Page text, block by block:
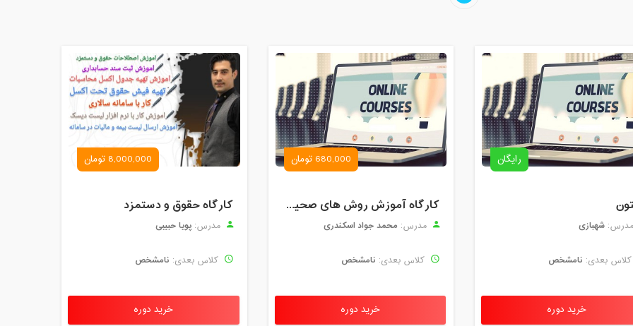
رایگان
شهبازی
بعدی: نامشخص
خرید دوره
680,000 تومان
کارگاه آموزش روش های صحیح درس خواندن همراه با یادگیری بدون فراموشی
مدرس: محمد جواد اسکندری
کلاس بعدی: نامشخص
خرید دوره
8,000,000 تومان
کارگاه حقوق و دستمزد
مدرس: پویا حبیبی
کلاس بعدی: نامشخص
خرید دوره